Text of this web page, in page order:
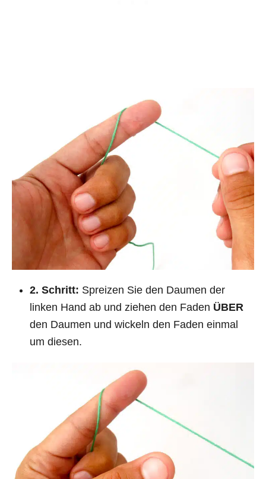
2. Schritt: Spreizen Sie den Daumen der
linken Hand ab und ziehen den Faden ÜBER
den Daumen und wickeln den Faden einmal
um diesen.